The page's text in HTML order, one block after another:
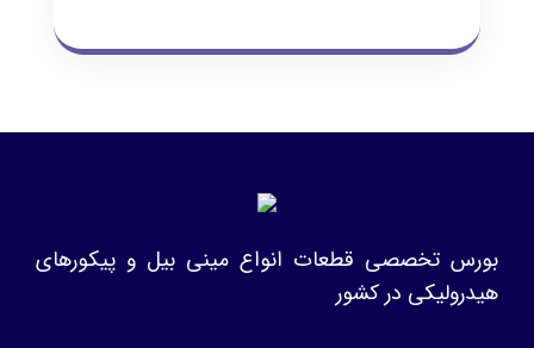
بورس تخصصی قطعات انواع مینی بیل و پیکورهای
هیدرولیکی در کشور